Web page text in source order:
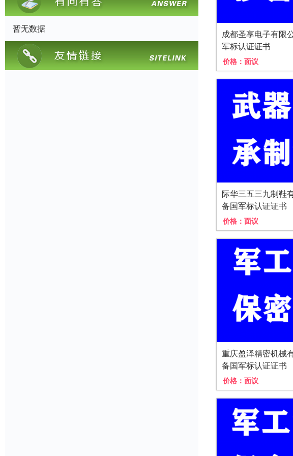
暂无数据
成都圣享电子有限
军标认证证书
价格： 面议
际华三五三九制鞋
备国军标认证证书
价格： 面议
重庆盈泽精密机械
备国军标认证证书
价格： 面议